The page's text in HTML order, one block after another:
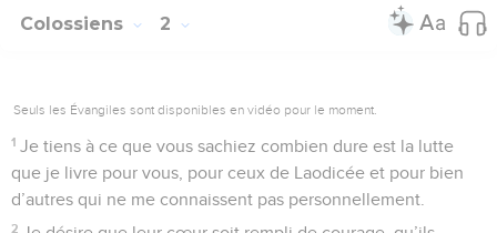
Colossiens 2
Seuls les Évangiles sont disponibles en vidéo pour le moment.
1 Je tiens à ce que vous sachiez combien dure est la lutte
que je livre pour vous, pour ceux de Laodicée et pour bien
d’autres qui ne me connaissent pas personnellement.
2